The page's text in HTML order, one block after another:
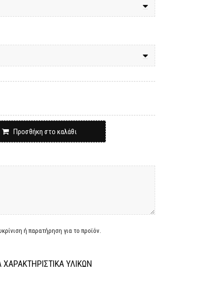
Προσθήκη στο καλάθι
ή παρατήρηση για το προϊόν.
ΧΑΡΑΚΤΗΡΙΣΤΙΚΑ ΥΛΙΚΩΝ